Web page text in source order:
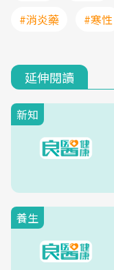
#消炎藥
#寒性
延伸閱讀
新知
養生